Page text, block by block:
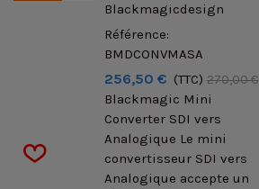
Blackmagicdesign
Référence:
BMDCONVMASA
256,50 € (TTC) 270,00 €
Blackmagic Mini
Converter SDI vers
Analogique Le mini
convertisseur SDI vers
Analogique accepte un